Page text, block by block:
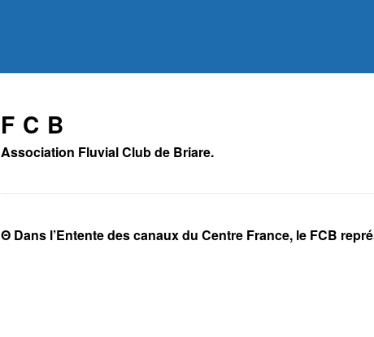
F C B
Association Fluvial Club de Briare.
Θ Dans l’Entente des canaux du Centre France, le FCB